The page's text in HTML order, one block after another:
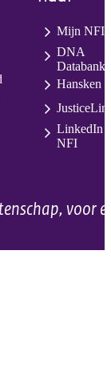
Mijn NFI
DNA
Databank
Hansken
LinkedIn
NFI
voor